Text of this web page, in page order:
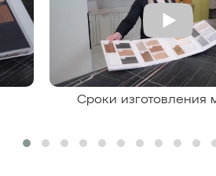
Сроки изготовления